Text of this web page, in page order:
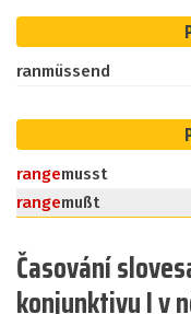
ranmüssend
rangemusst
rangemußt
Časování
konjunktivu I v